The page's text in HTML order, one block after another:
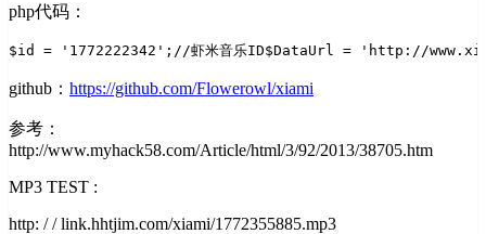
php代码：
$id = '1772222342';//虾米音乐ID$DataUrl = 'http://
github： https://github.com/Flowerowl/xiami
参考：
http://www.myhack58.com/Article/html/3/92/2013/38705.htm
MP3 TEST :
http: / / link.hhtjim.com/xiami/1772355885.mp3